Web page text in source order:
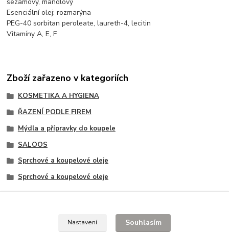
Esenciální olej: rozmarýna
PEG-40 sorbitan peroleate, laureth-4, lecitin
Vitamíny A, E, F
Zboží zařazeno v kategoriích
KOSMETIKA A HYGIENA
ŘAZENÍ PODLE FIREM
Mýdla a přípravky do koupele
SALOOS
Sprchové a koupelové oleje
Sprchové a koupelové oleje
Nastavení Souhlasím